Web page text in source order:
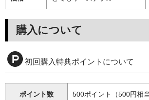
購入について
初回購入特典ポイントについて
ポイント数 500ポイント（500円相当